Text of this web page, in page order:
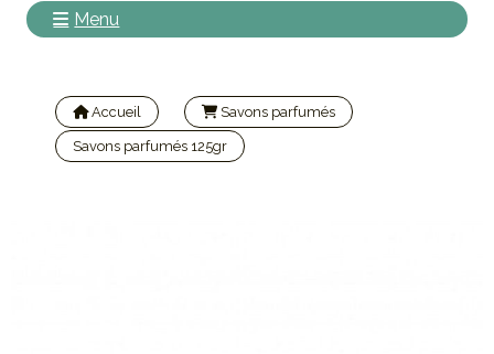
Menu
Accueil Savons parfumés
Savons parfumés 125gr